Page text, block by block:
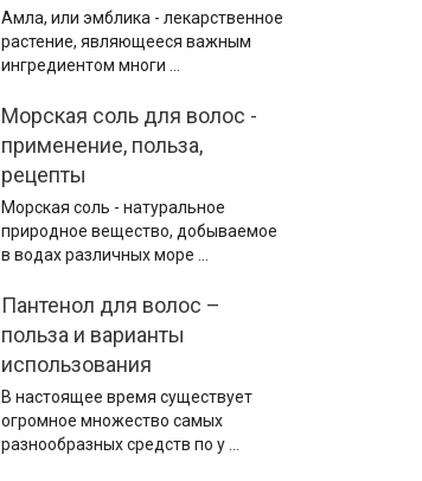
Амла, или эмблика - лекарственное
растение, являющееся важным
ингредиентом многи …
Морская соль для волос -
применение, польза,
рецепты
Морская соль - натуральное
природное вещество, добываемое
в водах различных море …
Пантенол для волос –
польза и варианты
использования
В настоящее время существует
огромное множество самых
разнообразных средств по у …